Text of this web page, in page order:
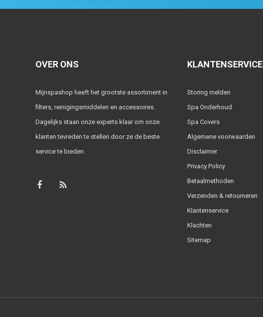
OVER ONS
Mijnspashop heeft het grootste assortiment in
filters, reinigingsmiddelen en accessoires.
Dagelijks staan onze experts klaar om onze
klanten tevreden te stellen door ze de beste
service te bieden.
KLANTENSERVICE
Storing melden
Spa Onderhoud
Spa Covers
Algemene voorwaarden
Disclaimer
Privacy Policy
Betaalmethoden
Verzenden & retourneren
Klantenservice
Klachten
Sitemap